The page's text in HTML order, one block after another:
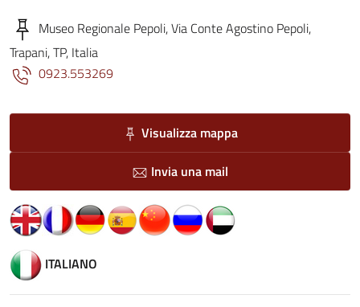
Museo Regionale Pepoli, Via Conte Agostino Pepoli,
Trapani, TP, Italia
0923.553269
Visualizza mappa
Invia una mail
ITALIANO